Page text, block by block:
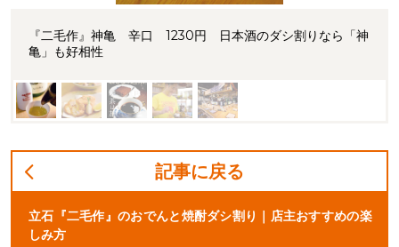
『二毛作』神亀 辛口 1230円 日本酒のダシ割りなら「神
亀」も好相性
記事に戻る
立石『二毛作』のおでんと焼酎ダシ割り｜店主おすすめの楽
しみ方